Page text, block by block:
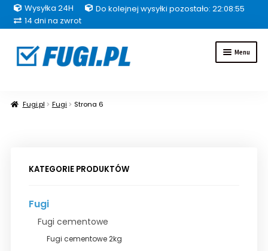
Wysyłka 24H
Do kolejnej wysyłki pozostało: 22:08:54
14 dni na zwrot
Przejdź
do
Przejdź
do
Menu
Inne grupy produktów
Fugi.pl Fugi Strona 6
KATEGORIE PRODUKTÓW
Fugi
Fugi cementowe
Fugi cementowe 2kg